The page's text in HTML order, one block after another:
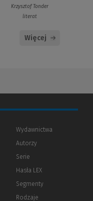
Krzysztof Tonder
literat
Więcej
Wydawnictwa
Autorzy
Serie
Hasła LEX
Segmenty
Rodzaje